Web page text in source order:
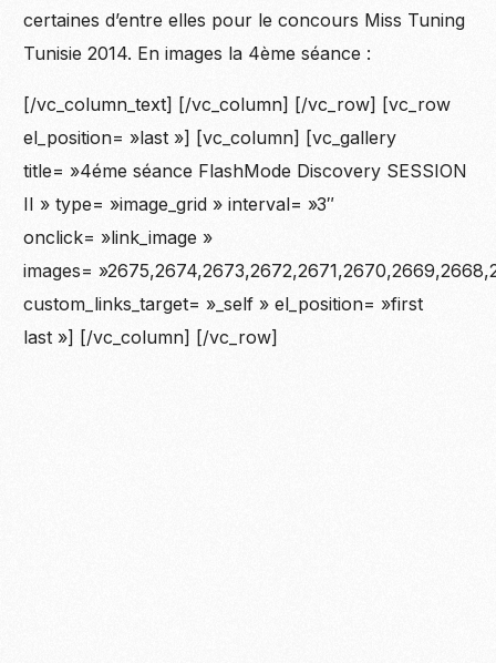
certaines d’entre elles pour le concours Miss Tuning
Tunisie 2014. En images la 4ème séance :
[/vc_column_text] [/vc_column] [/vc_row] [vc_row
el_position= »last »] [vc_column] [vc_gallery
title= »4éme séance FlashMode Discovery SESSION
II » type= »image_grid » interval= »3″
onclick= »link_image »
images=
custom_links_target= »_self » el_position= »first
last »] [/vc_column] [/vc_row]